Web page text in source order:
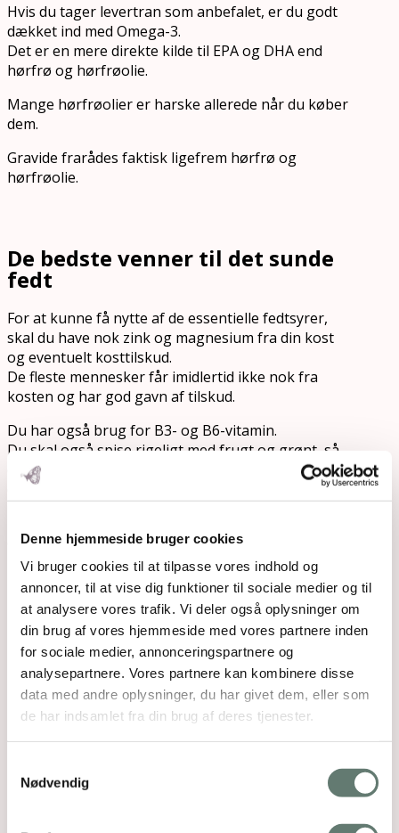
Denne hjemmeside bruger cookies
Vi bruger cookies til at tilpasse vores indhold og
annoncer, til at vise dig funktioner til sociale medier og til
at analysere vores trafik. Vi deler også oplysninger om
din brug af vores hjemmeside med vores partnere inden
for sociale medier, annonceringspartnere og
analysepartnere. Vores partnere kan kombinere disse
data med andre oplysninger, du har givet dem, eller som
de har indsamlet fra din brug af deres tjenester.
Nødvendig
Hvis du tager levertran som anbefalet, er du godt
dækket ind med Omega-3.
Det er en mere direkte kilde til EPA og DHA end
hørfrø og hørfrøolie.
Mange hørfrøolier er harske allerede når du køber
dem.
Gravide frarådes faktisk ligefrem hørfrø og
hørfrøolie.
De bedste venner til det sunde
fedt
For at kunne få nytte af de essentielle fedtsyrer,
skal du have nok zink og magnesium fra din kost
og eventuelt kosttilskud.
De fleste mennesker får imidlertid ikke nok fra
kosten og har god gavn af tilskud.
Du har også brug for B3- og B6-vitamin.
Du skal også spise rigeligt med frugt og grønt, så
der er nok antioxidanter i kroppen til at beskytte
det sunde fedt mod frie radikaler.
om kosttilskud og olier til ammende og baby.
Der kan du bl.a. læse omden særlige olie, som du
bør være ekstra obs. på, hvis duammer.
Hvis du som gravid harkvalme, så tjek de gode råd
disse to blogindlæg.